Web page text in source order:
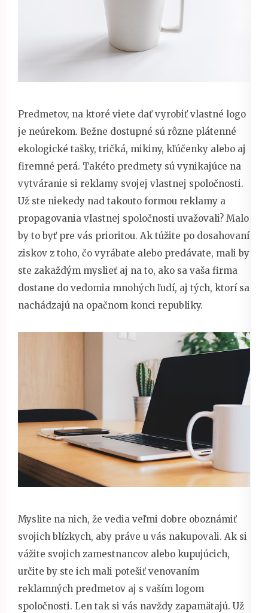
Predmetov, na ktoré viete dať vyrobiť vlastné logo
je neúrekom. Bežne dostupné sú rôzne plátenné
ekologické tašky, tričká, mikiny, kľúčenky alebo aj
firemné perá. Takéto predmety sú vynikajúce na
vytváranie si reklamy svojej vlastnej spoločnosti.
Už ste niekedy nad takouto formou reklamy a
propagovania vlastnej spoločnosti uvažovali? Malo
by to byť pre vás prioritou. Ak túžite po dosahovaní
ziskov z toho, čo vyrábate alebo predávate, mali by
ste zakaždým myslieť aj na to, ako sa vaša firma
dostane do vedomia mnohých ľudí, aj tých, ktorí sa
nachádzajú na opačnom konci republiky.
Myslite na nich, že vedia veľmi dobre oboznámiť
svojich blízkych, aby práve u vás nakupovali. Ak si
vážite svojich zamestnancov alebo kupujúcich,
určite by ste ich mali potešiť venovaním
reklamných predmetov aj s vaším logom
spoločnosti. Len tak si vás navždy zapamätajú. Už